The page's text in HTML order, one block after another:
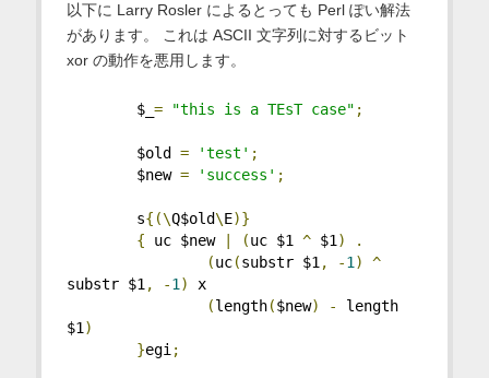
以下に Larry Rosler によるとっても Perl ぽい解法
があります。 これは ASCII 文字列に対するビット
xor の動作を悪用します。
$_ = "this is a TEsT case" ;
$old = 'test' ;
$new = 'success' ;
s{(\Q$old\E)}
{ uc $new (uc $1 ^ $1)
.
(uc(substr $1, -1)
^
substr $1, -1)
x
(length($new) -
length
$1)
}egi;